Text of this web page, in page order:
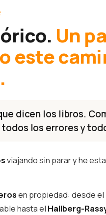
Un
este
dicen los libros.
todos los errores y
viajando sin parar y he
en propiedad: desde el
hasta el Hallberg-